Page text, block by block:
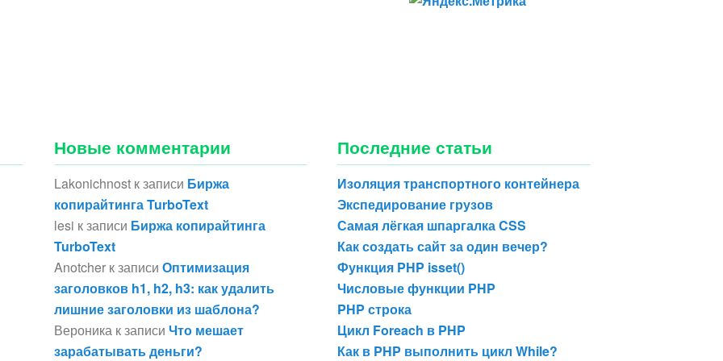
Новые комментарии
Lakonichnostк записи Биржа
копирайтинга TurboText
lesi к записи Биржа копирайтинга
TurboText
Anotcherк записи Оптимизация
заголовков h1, h2, h3: как удалить
лишние заголовки из шаблона?
Вероникак записи Что мешает
зарабатывать деньги?
Последние статьи
Изоляция транспортного контейнера
Экспедирование грузов
Самая лёгкая шпаргалка CSS
Как создать сайт за один вечер?
Функция PHP isset()
Числовые функции PHP
PHP строка
Цикл Foreach в PHP
Как в PHP выполнить цикл While?